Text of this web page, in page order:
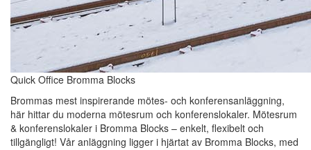
Quick Office Bromma Blocks
Brommas mest inspirerande mötes- och konferensanläggning,
här hittar du moderna mötesrum och konferenslokaler. Mötesrum
& konferenslokaler i Bromma Blocks – enkelt, flexibelt och
tillgängligt! Vår anläggning ligger i hjärtat av Bromma Blocks, med